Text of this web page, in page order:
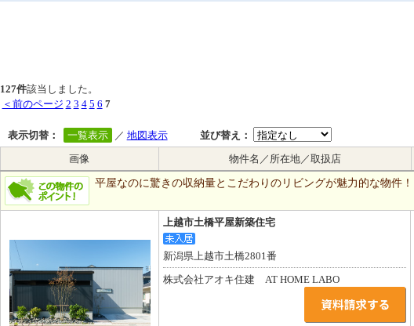
127件該当しました。
＜前のページ 2 3 4 5 6 7
表示切替： 一覧表示 ／ 地図表示
並び替え：
画像
物件名／所在地／取扱店
平屋なのに驚きの収納量とこだわりのリビングが魅力的な物件！
上越市土橋平屋新築住宅
新潟県上越市土橋2801番
株式会社アオキ住建 AT HOME LABO